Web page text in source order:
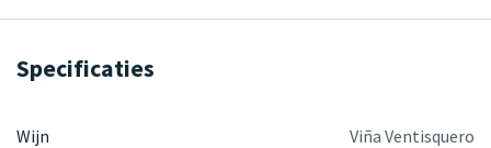
Specificaties
Wijn
Viña Ventisquero